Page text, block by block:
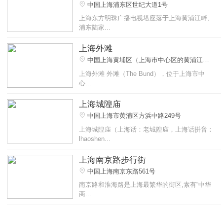
中国上海浦东区世纪大道1号
上海东方明珠广播电视塔座落于上海黄浦江畔、
浦东陆家...
上海外滩
中国上海黄埔区（上海市中心区的黄浦江
畔）
上海外滩 外滩（The Bund），位于上海市中
心...
上海城隍庙
中国上海市黄浦区方浜中路249号
上海城隍庙（上海话：老城隍庙，上海话拼音：
lhaoshen...
上海南京路步行街
中国上海南京东路561号
南京路和淮海路是上海最繁华的街区,素有“中华
商...